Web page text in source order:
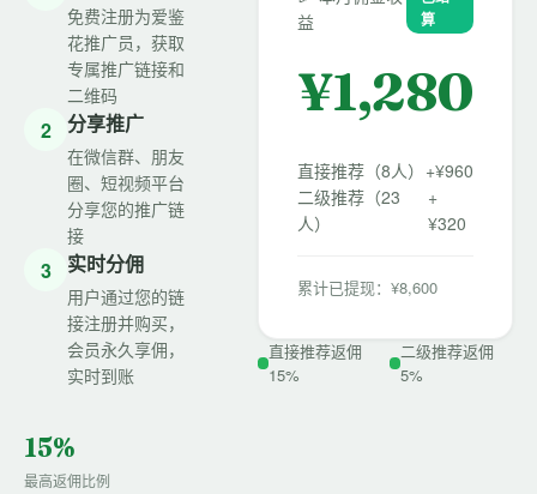
免费注册为爱鉴
花推广员，获取
专属推广链接和
二维码
2 分享推广
在微信群、朋友
圈、短视频平台
分享您的推广链
接
3 实时分佣
用户通过您的链
接注册并购买，
会员永久享佣，
实时到账
15%
最高返佣比例
益
算
¥1,280
直接推荐（8人） +¥960
二级推荐（23
人）
+
¥320
累计已提现：¥8,600
直接推荐返佣
15%
二级推荐返佣
5%